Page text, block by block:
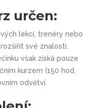
určen:
lekcí, trenéry nebo
své znalosti.
však získá pouze
kurzem (150 hod,
odvětví.